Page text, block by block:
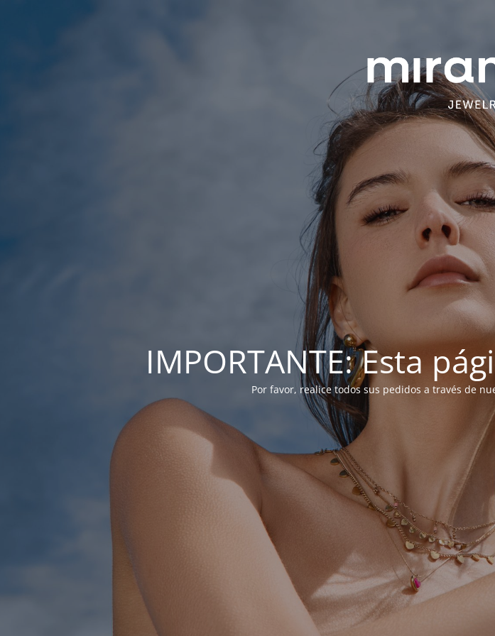
IMPORTANTE: Esta
Por favor, realice todos sus pedidos a través de